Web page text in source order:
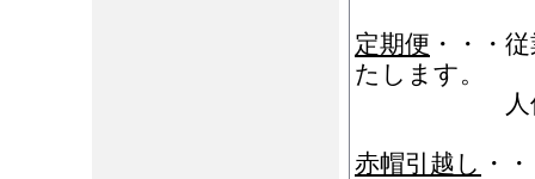
定期便 ・・・
たします。
人件費の
赤帽引越し ・